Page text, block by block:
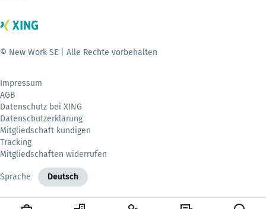
© New Work SE | Alle Rechte vorbehalten
Impressum
AGB
Datenschutz bei XING
Datenschutzerklärung
Mitgliedschaft kündigen
Tracking
Mitgliedschaften widerrufen
Sprache Deutsch